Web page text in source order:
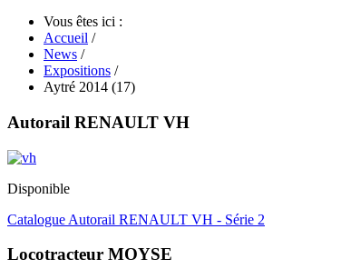
Vous êtes ici :
Accueil /
News /
Expositions /
Aytré 2014 (17)
Autorail RENAULT VH
Disponible
Catalogue Autorail RENAULT VH - Série 2
Locotracteur MOYSE